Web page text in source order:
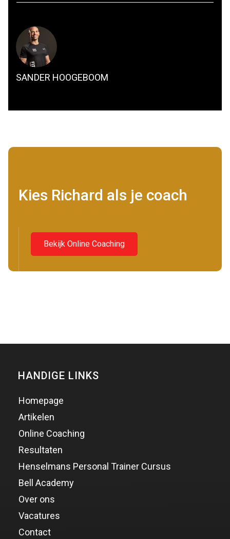
SANDER HOOGEBOOM
Kies Richard als je coach
Bekijk Online Coaching
HANDIGE LINKS
Homepage
Artikelen
Online Coaching
Resultaten
Henselmans Personal Trainer Cursus
Bell Academy
Over ons
Vacatures
Contact